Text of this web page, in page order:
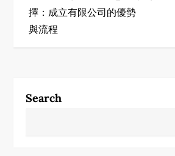
o
s
n
擇：成立有限公司的優勢
與流程
Search